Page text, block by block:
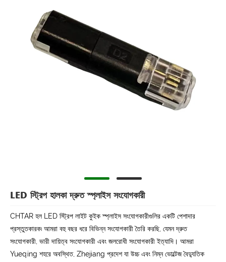
LED স্ট্রিপ হালকা দ্রুত স্প্লাইস সংযোগকারী
CHTAR হল LED স্ট্রিপ লাইট কুইক স্প্লাইস সংযোগকারীগুলির একটি পেশাদার
প্রস্তুতকারক৷ আমরা বহু বছর ধরে বিভিন্ন সংযোগকারী তৈরি করছি, যেমন দ্রুত
সংযোগকারী, ভারী দায়িত্ব সংযোগকারী এবং জলরোধী সংযোগকারী ইত্যাদি। আমরা
Yueqing শহরে অবস্থিত, Zhejiang প্রদেশ যা উচ্চ এবং নিম্ন ভোল্টেজ বৈদ্যুতিক